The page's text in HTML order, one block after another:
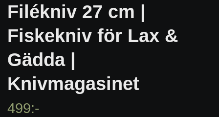
Filékniv 27 cm |
Fiskekniv för Lax &
Gädda |
Knivmagasinet
499:-